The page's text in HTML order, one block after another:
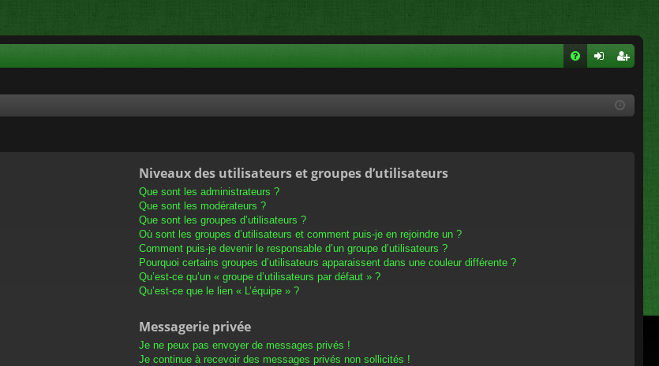
cri
Niveaux des utilisateurs et groupes d’utilisateurs
Que sont les administrateurs ?
Que sont les modérateurs ?
Que sont les groupes d’utilisateurs ?
Où sont les groupes d’utilisateurs et comment puis-je en rejoindre un ?
Comment puis-je devenir le responsable d’un groupe d’utilisateurs ?
Pourquoi certains groupes d’utilisateurs apparaissent dans une couleur différente ?
Qu’est-ce qu’un « groupe d’utilisateurs par défaut » ?
Qu’est-ce que le lien « L’équipe » ?
Messagerie privée
Je ne peux pas envoyer de messages privés !
Je continue à recevoir des messages privés non sollicités !